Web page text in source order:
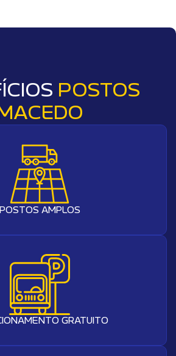
POSTOS
MACEDO
POSTOS AMPLOS
GRATUITO